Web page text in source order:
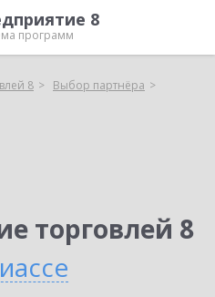
8
программ
8
Выбор партнёра
торговлей 8